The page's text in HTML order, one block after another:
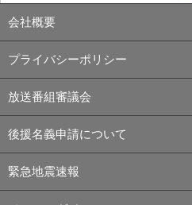
会社概要
プライバシーポリシー
放送番組審議会
後援名義申請について
緊急地震速報